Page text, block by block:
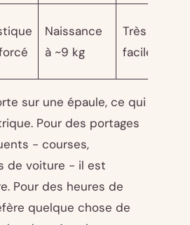
Naissance
à ~9 kg
Très
facile
sur une épaule, ce qui
Pour des portages
- courses,
de voiture - il est
Pour des heures de
quelque chose de